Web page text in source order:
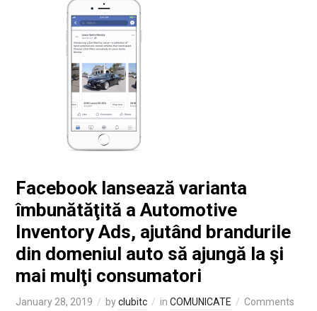
Facebook lansează varianta
îmbunătăţită a Automotive
Inventory Ads, ajutând brandurile
din domeniul auto să ajungă la şi
mai mulţi consumatori
January 28, 2019 byclubitc in COMUNICATE
Comments